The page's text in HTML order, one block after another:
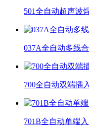
501全自动超声波
037A全自动多线
700全自动双端插
701B全自动单端